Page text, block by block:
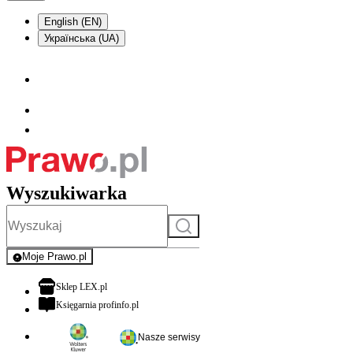
English (EN)
Українська (UA)
Wyszukiwarka
Szukaj
Moje Prawo.pl
- rejestracja i logowanie do serwisu
Sklep LEX.plotwiera się w nowej karcie
Księgarnia profinfo.plotwiera się w nowej karcie
Nasze serwisy